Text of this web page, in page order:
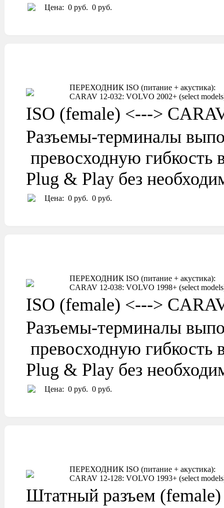
Цена: 0 руб. 0 руб.
ПЕРЕХОДНИК ISO (питание + акустика):
CARAV 12-032: VOLVO 2002+ (select
ISO (female) <--->
Разъемы-терминалы
превосходную гибкость
Plug & Play без
Цена: 0 руб. 0 руб.
ПЕРЕХОДНИК ISO (питание + акустика):
CARAV 12-038: VOLVO 1998+ (select
ISO (female) <--->
Разъемы-терминалы
превосходную гибкость
Plug & Play без
Цена: 0 руб. 0 руб.
ПЕРЕХОДНИК ISO (питание + акустика):
CARAV 12-128: VOLVO 1993+ (select
Штатный разъем